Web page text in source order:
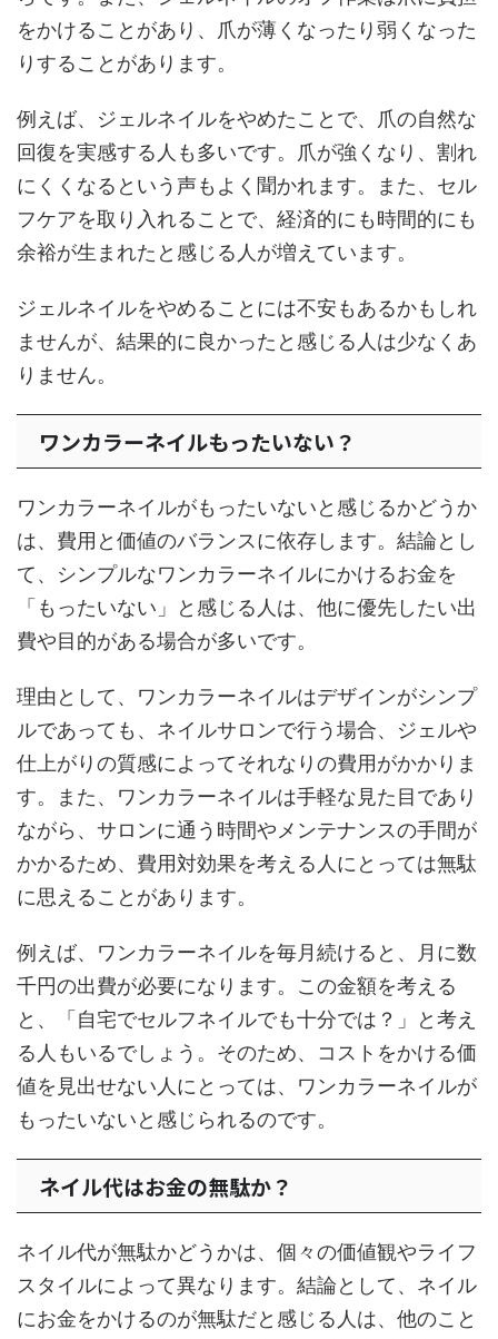
をかけることがあり、爪が薄くなったり弱くなった
りすることがあります。
例えば、ジェルネイルをやめたことで、爪の自然な
回復を実感する人も多いです。爪が強くなり、割れ
にくくなるという声もよく聞かれます。また、セル
フケアを取り入れることで、経済的にも時間的にも
余裕が生まれたと感じる人が増えています。
ジェルネイルをやめることには不安もあるかもしれ
ませんが、結果的に良かったと感じる人は少なくあ
りません。
ワンカラーネイルもったいない？
ワンカラーネイルがもったいないと感じるかどうか
は、費用と価値のバランスに依存します。結論とし
て、シンプルなワンカラーネイルにかけるお金を
「もったいない」と感じる人は、他に優先したい出
費や目的がある場合が多いです。
理由として、ワンカラーネイルはデザインがシンプ
ルであっても、ネイルサロンで行う場合、ジェルや
仕上がりの質感によってそれなりの費用がかかりま
す。また、ワンカラーネイルは手軽な見た目であり
ながら、サロンに通う時間やメンテナンスの手間が
かかるため、費用対効果を考える人にとっては無駄
に思えることがあります。
例えば、ワンカラーネイルを毎月続けると、月に数
千円の出費が必要になります。この金額を考える
と、「自宅でセルフネイルでも十分では？」と考え
る人もいるでしょう。そのため、コストをかける価
値を見出せない人にとっては、ワンカラーネイルが
もったいないと感じられるのです。
ネイル代はお金の無駄か？
ネイル代が無駄かどうかは、個々の価値観やライフ
スタイルによって異なります。結論として、ネイル
にお金をかけるのが無駄だと感じる人は、他のこと